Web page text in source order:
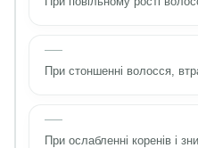
При стоншенні волосся,
При ослабленні коренів і